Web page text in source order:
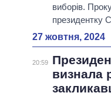
виборів.
президентку
27 жовтня, 2024
20:59
визнала